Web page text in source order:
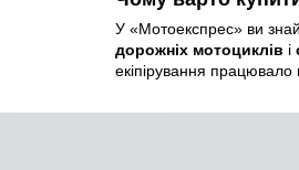
У «Мотоекспрес» ви
дорожніх мотоциклів і
екіпірування працювало